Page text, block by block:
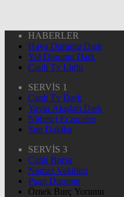
HABERLER
Hava Durumu Dark
Yol Durumu Dark
Canlı Tv Light
SERVİS 1
Canlı Tv Dark
Yayın Akışları Dark
Nöbetçi Eczaneler
Son Dakika
SERVİS 3
Canlı Borsa
Namaz Vakitleri
Puan Durumu
Örnek Burç Yorumu